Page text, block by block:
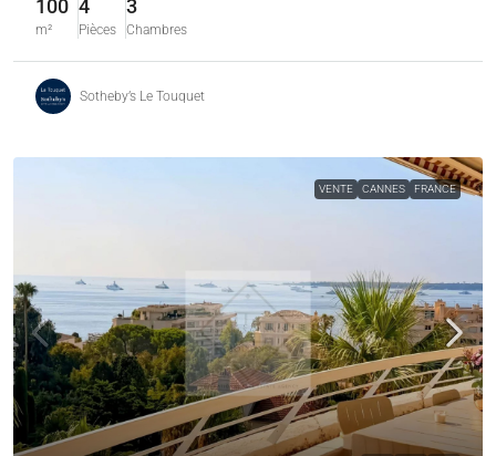
100
m²
4
Pièces
3
Chambres
Sotheby’s Le Touquet
VENTE CANNES FRANCE